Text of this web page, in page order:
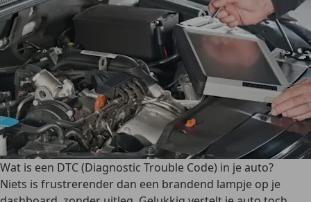
Wat is een DTC (Diagnostic Trouble Code) in je auto?
Niets is frustrerender dan een brandend lampje op je